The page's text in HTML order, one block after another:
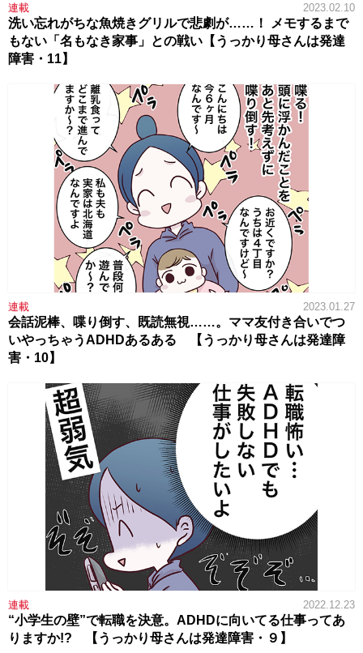
連載 2023.02.10
洗い忘れがちな魚焼きグリルで悲劇が……！ メモするまで
もない「名もなき家事」との戦い【うっかり母さんは発達
障害・11】
連載 2023.01.27
会話泥棒、喋り倒す、既読無視……。ママ友付き合いでつ
いやっちゃうADHDあるある 【うっかり母さんは発達障
害・10】
連載 2022.12.23
“小学生の壁”で転職を決意。ADHDに向いてる仕事ってあ
りますか!? 【うっかり母さんは発達障害・９】